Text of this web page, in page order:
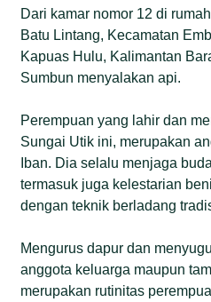
Dari kamar nomor 12 di
Batu Lintang, Kecamatan
Kapuas Hulu, Kalimantan
Sumbun menyalakan api.
Perempuan yang lahir dan
Sungai Utik ini, merupakan
Iban. Dia selalu menjaga
termasuk juga kelestarian
dengan teknik berladang
Mengurus dapur dan
anggota keluarga maupun
merupakan rutinitas